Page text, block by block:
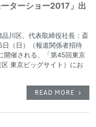
ターショー2017」出
川区、代表取締役社長：斎
（日）（報道関係者招待
開催される、「第45回東京
東京ビッグサイト）にお
READ MORE